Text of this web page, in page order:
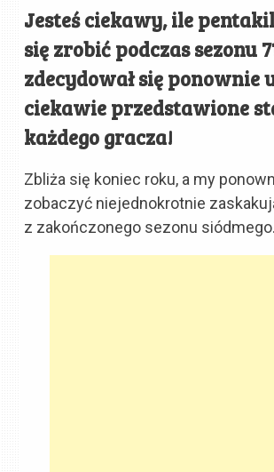
Jesteś ciekawy, ile
się zrobić podczas sezonu
zdecydował się ponownie
ciekawie przedstawione
każdego gracza!
Zbliża się koniec roku, a my
zobaczyć niejednokrotnie
z zakończonego sezonu siódmego.